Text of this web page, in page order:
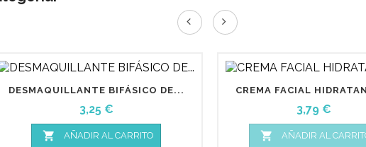
DESMAQUILLANTE BIFÁSICO DE...
Precio
3,25 €
 AÑADIR AL CARRITO
CREMA FACIAL
Precio
3,79 €
 AÑADIR AL